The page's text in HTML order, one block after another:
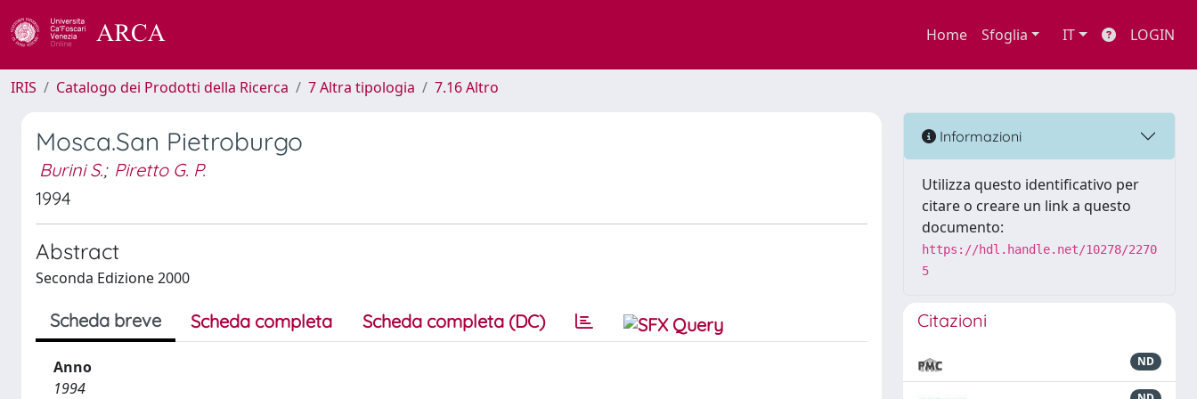
Home Sfoglia IT LOGIN
IRIS Catalogo dei Prodotti della Ricerca 7 Altra tipologia 7.16 Altro
Mosca.San Pietroburgo
Burini S.; Piretto G. P.
1994
Abstract
Seconda Edizione 2000
Scheda breve Scheda completa Scheda completa (DC)
Anno
1994
Informazioni
Utilizza questo identificativo per
citare o creare un link a questo
documento:
https://hdl.handle.net/10278/2270
5
Citazioni
ND